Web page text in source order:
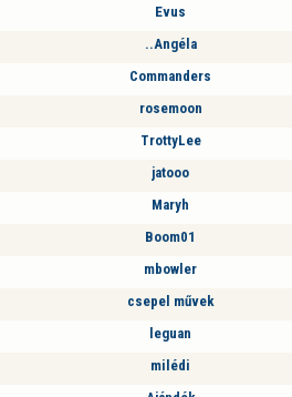
Evus
..Angéla
Commanders
rosemoon
TrottyLee
jatooo
Maryh
Boom01
mbowler
csepel művek
leguan
milédi